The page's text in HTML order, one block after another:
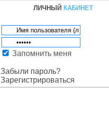
ЛИЧНЫЙ КАБИНЕТ
Запомнить меня
Забыли пароль?
Зарегистрироваться